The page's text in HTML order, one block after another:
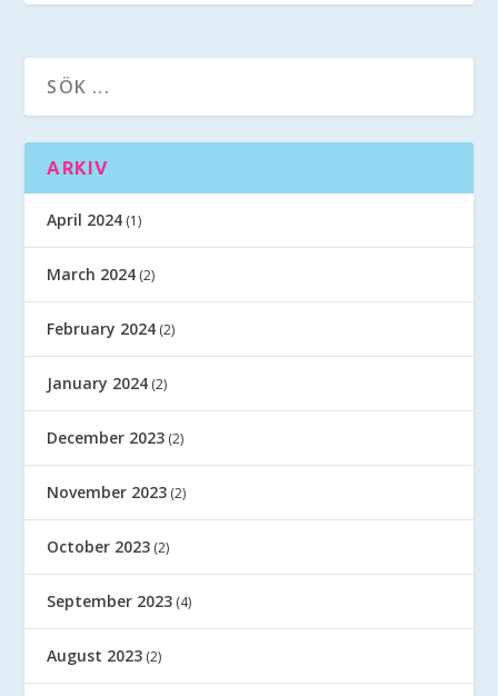
ARKIV
April 2024 (1)
March 2024 (2)
February 2024 (2)
January 2024 (2)
December 2023 (2)
November 2023 (2)
October 2023 (2)
September 2023 (4)
August 2023 (2)